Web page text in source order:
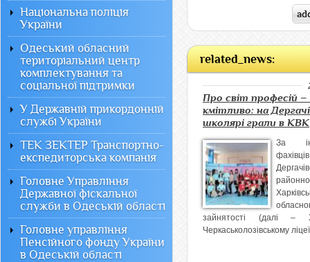
related_news:
Про світ професій –
кмітливо: на
школярі грали в КВК
За
фахівців
зайнятості (далі
Черкаськолозівському
Національна поліція
України
Одеський обласний
територіальний центр
комплектування та
соціальної підтримки
У Державній прикордонній
службі України
ТЕК ЗЕКТЕР Транспортно-
експедиторська компанія
Головне Управління
Державної фіскальної
служби в Одеській області
Головне управління
Пенсійного фонду України
в Одеській області